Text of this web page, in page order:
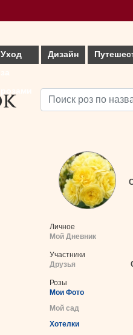
Уход
Дизайн
Личное
Мой Дневник
Участники
Друзья
Розы
Мои Фото
Мой сад
Хотелки